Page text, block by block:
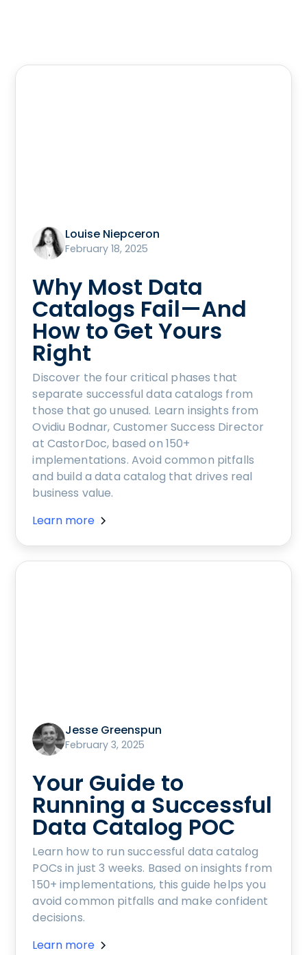
Louise Niepceron
February 18, 2025
Why Most Data
Catalogs Fail—And
How to Get Yours
Right
Discover the four critical phases that
separate successful data catalogs from
those that go unused. Learn insights from
Ovidiu Bodnar, Customer Success Director
at CastorDoc, based on 150+
implementations. Avoid common pitfalls
and build a data catalog that drives real
business value.
Learn more
Jesse Greenspun
February 3, 2025
Your Guide to
Running a Successful
Data Catalog POC
Learn how to run successful data catalog
POCs in just 3 weeks. Based on insights from
150+ implementations, this guide helps you
avoid common pitfalls and make confident
decisions.
Learn more